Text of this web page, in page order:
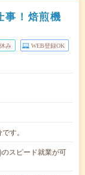
事！焙煎機
み WEB登録OK
す。
スピード就業が可